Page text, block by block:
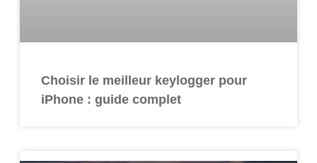
Choisir le meilleur keylogger pour
iPhone : guide complet